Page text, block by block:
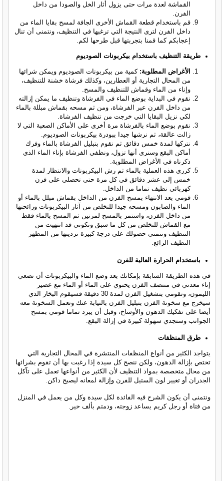
القماشة لعدة مرات حتى يزول أثار الخل والصودا من داخل
الفرن.
قم باستخدام قطعة القماش الأخرى الجافة لمسح بقايا الماء من
داخل الفرن لترى النتيجة التي ترغبها في التنظيف، ونتمنى أن تنال
إعجابكم كما قمنا بتجربتها قبل طرحها لكم.
طريقة التنظيف باستخدام بيكربونات الصوديوم
الأغراض المطلوبة: كمية من بيكربونات الصوديوم ويمكن شرائها
من المحال التجارية أو العطارين، وكذلك فرشاة خشنة للتنظيف،
وإناء من الماء وقماش للتنظيف والمسح.
نقوم في البداية بوضع الماء في الفرشاة وتنظيف ما يمكن إزالته
من داخل الفرن عبر الفرشاة، ومن ثم مسحه بقماش مبللة بالماء
لكي نزيل البقايا التي خرجت من تنظيف الفرشاة.
نقوم بوضع الماء بالفرشاة مرة أخرى على الأماكن الصعبة التي لا
زالت عالقة، ثم نرشها جيدا ببودرة بيكربونات الصوديوم.
نتركها لمدة خمس دقائق ثم نقوم بتبليل الفرشاة بالماء وفرك
أماكن البقع وسنرى أنها تزول، ونظفي الفرشاة بإناء الماء الذي
ذكرناه في الأغراض المطلوبة.
كرري هذه العملية بالماء ثم رش البيكربونات والانتظار لمدة
خمس إلى عشر دقائق في كل مرة حتى تحصلي على فرن
كهربائي نظيف تماما من الداخل.
قومي بعد الانتهاء بمسح الفرن من الداخل بقماش مبلل بالماء أو
الماء والصابون ومسحه جيدا للتخلص من آثار البيكربونات ورائحتها
من داخل الفرن، واستمر بالمسح لمرتين ثم المسح بالماء فقط
مع القماش للتخلص من كل ما سبق وتكوني قد انتهيت من
التنظيف ونتمنى حصولك على درجة كبيرة تردينها من المظهر
النظيف الرائع.
باستخدام الحرارة العالية للفرن
في هذه الطريقة السابقة بإمكانك بعد وضع الماء والبيكربونات أن تضعي
إناء معدني في منتصف الفرن يحتوي على الماء أو الماء مع عصير
الليمون، وتقومي بتشغيل الفرن لمدة 30 دقيقة فسيقوم البخار الذي
سيخرج مع سخونة الفرن بتبليل الفرن بالنيابة عنك وتعمل السخونة معه
أيضا على تفكيك الدهون والأوساخ، وقبل أن يبرد تماما قومي بمسح
الجوانب وستجدي سهولة كبيرة في إزالة البقع.
طرق المنظفات
يتواجد الكثير من أنواع المنظفات المنتشرة في المحال التجارية التي
تختص بإزالة الدهون، ولكن ننصح كل سيدة إذا رغبت بها أن تقوم بشرائها
من محال متخصصة بمواد التنظيف لأن الكثير من أنواعها تعمل على تآكل
الجدران أو تغيير لون الستيل للفرن وإزالة لمعانه ليصبح داكن.
ونتمنى أن يكون الشرح فيه الفائدة لكل سيدة وكل من يعمل في المنزل
من فتاة أو رجل كريم يساعد زوجته، ودمتم بألف خير.